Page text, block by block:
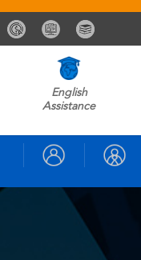
English
Assistance